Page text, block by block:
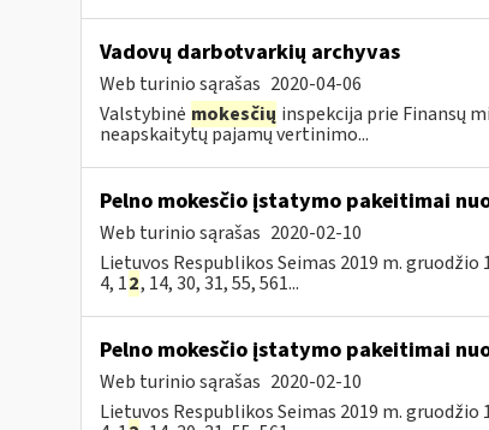
Vadovų darbotvarkių archyvas
Web turinio sąrašas 2020-04-06
Valstybinė mokesčių inspekcija prie Finansų
neapskaitytų pajamų vertinimo...
Pelno mokesčio įstatymo pakeitimai
Web turinio sąrašas 2020-02-10
Lietuvos Respublikos Seimas 2019 m.
4, 12, 14, 30, 31, 55, 561...
Pelno mokesčio įstatymo pakeitimai
Web turinio sąrašas 2020-02-10
Lietuvos Respublikos Seimas 2019 m.